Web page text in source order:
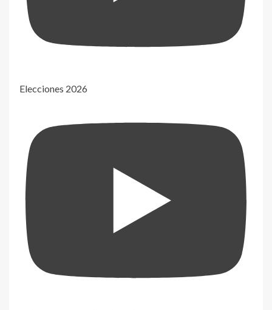
Elecciones 2026